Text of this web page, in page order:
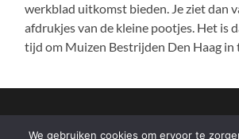
werkblad uitkomst bieden. Je ziet dan
afdrukjes van de kleine pootjes. Het is
tijd om Muizen Bestrijden Den Haag in
We gebruiken cookies om ervoor te